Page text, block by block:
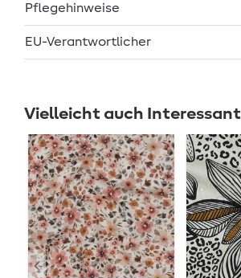
Pflegehinweise
EU-Verantwortlicher
Vielleicht auch Interessant